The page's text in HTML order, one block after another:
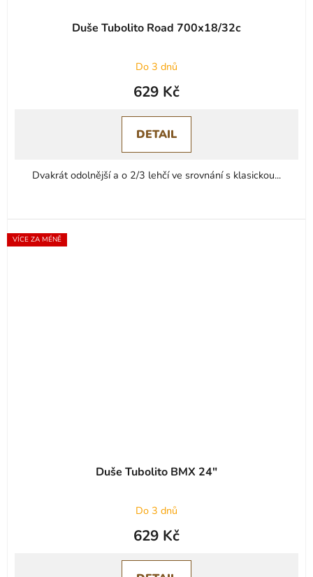
Duše Tubolito Road 700x18/32c
Do 3 dnů
629 Kč
DETAIL
Dvakrát odolnější a o 2/3 lehčí ve srovnání s klasickou...
VÍCE ZA MÉNĚ
Duše Tubolito BMX 24"
Do 3 dnů
629 Kč